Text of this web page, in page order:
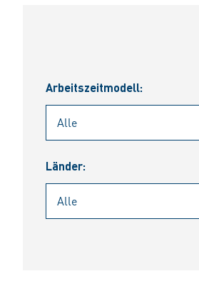
Arbeitszeitmodell:
Länder: